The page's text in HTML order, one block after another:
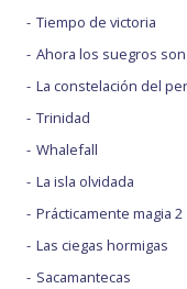
Tiempo de victoria
Ahora los suegros
La constelación del
Trinidad
Whalefall
La isla olvidada
Prácticamente magia 2
Las ciegas hormigas
Sacamantecas